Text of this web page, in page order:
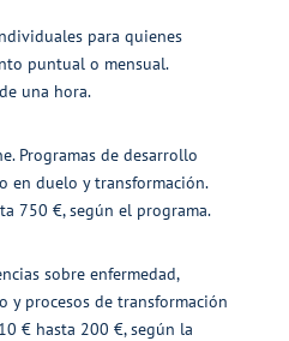
para quienes
puntual o mensual.
una hora.
Programas de desarrollo
en duelo y transformación.
750 €, según el programa.
sobre enfermedad,
y procesos de transformación
€ hasta 200 €, según la